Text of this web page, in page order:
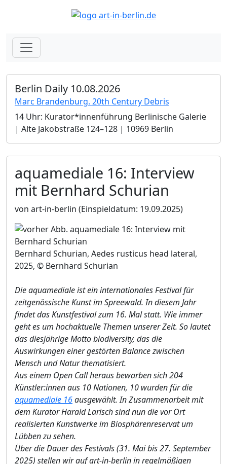
Berlin Daily 10.08.2026
Marc Brandenburg. 20th Century Debris
14 Uhr: Kurator*innenführung Berlinische Galerie
| Alte Jakobstraße 124–128 | 10969 Berlin
aquamediale 16: Interview
mit Bernhard Schurian
von art-in-berlin (Einspieldatum: 19.09.2025)
Bernhard Schurian, Aedes rusticus head lateral,
2025, © Bernhard Schurian
Die aquamediale ist ein internationales Festival für
zeitgenössische Kunst im Spreewald. In diesem Jahr
findet das Kunstfestival zum 16. Mal statt. Wie immer
geht es um hochaktuelle Themen unserer Zeit. So lautet
das diesjährige Motto biodiversity, das die
Auswirkungen einer gestörten Balance zwischen
Mensch und Natur thematisiert.
Aus einem Open Call heraus bewarben sich 204
Künstler:innen aus 10 Nationen, 10 wurden für die
aquamediale 16ausgewählt. In Zusammenarbeit mit
dem Kurator Harald Larisch sind nun die vor Ort
realisierten Kunstwerke im Biosphärenreservat um
Lübben zu sehen.
Über die Dauer des Festivals (31. Mai bis 27. September
2025) stellen wir auf art-in-berlin in regelmäßigen